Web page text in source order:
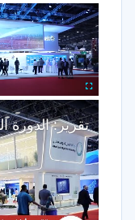
×
Fullscreen
×